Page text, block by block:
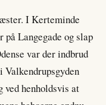
I Kerteminde
på Langegade og slap
var der indbrud
ved henholdsvis at